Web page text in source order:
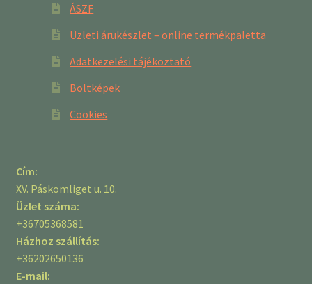
ÁSZF
Üzleti árukészlet – online termékpaletta
Adatkezelési tájékoztató
Boltképek
Cookies
Cím:
XV. Páskomliget u. 10.
Üzlet száma:
+36705368581
Házhoz szállítás:
+36202650136
E-mail: